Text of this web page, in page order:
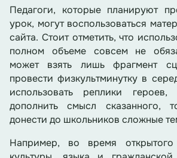
Педагоги, которые планируют
урок, могут воспользоваться
сайта. Стоит отметить, что
полном объеме совсем не
может взять лишь фрагмент
провести физкультминутку в
использовать реплики героев,
дополнить смысл сказанного,
донести до школьников сложные
Например, во время